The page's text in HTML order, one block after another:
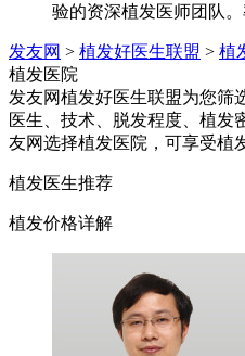
验的资深植发医师团队。
发友网 > 植发好医生联盟 > 植
植发医院
发友网植发好医生联盟为您筛
医生、技术、脱发程度、植发
友网选择植发医院，可享受植
植发医生推荐
植发价格详解